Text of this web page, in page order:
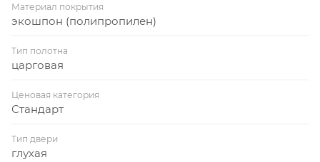
Материал покрытия
экошпон (полипропилен)
Тип полотна
царговая
Ценовая категория
Стандарт
Тип двери
глухая